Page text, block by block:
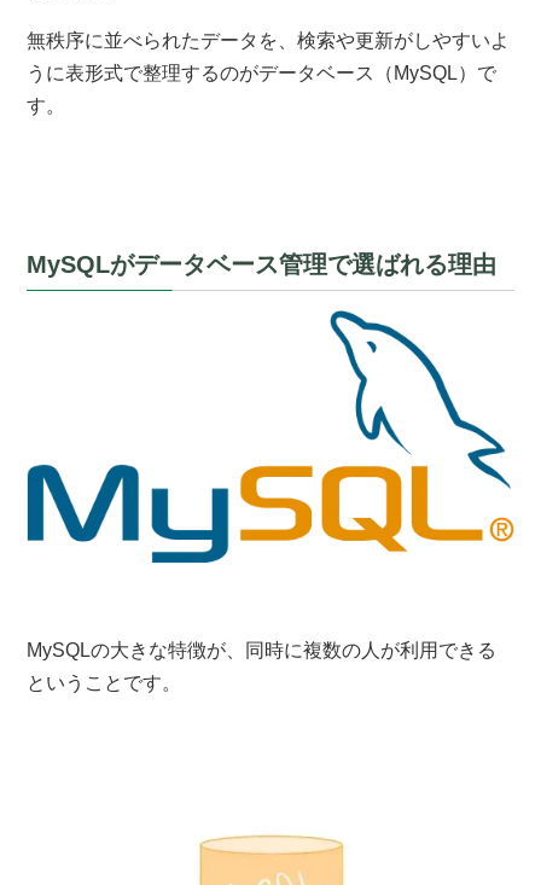
無秩序に並べられたデータを、検索や更新がしやすいよ
うに表形式で整理するのがデータベース（MySQL）で
す。
MySQLがデータベース管理で選ばれる理由
MySQLの大きな特徴が、同時に複数の人が利用できる
ということです。